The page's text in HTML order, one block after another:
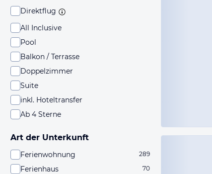
Direktflug
All Inclusive
Pool
Balkon / Terrasse
Doppelzimmer
Suite
inkl. Hoteltransfer
Ab 4 Sterne
Art der Unterkunft
Ferienwohnung 289
Ferienhaus 70